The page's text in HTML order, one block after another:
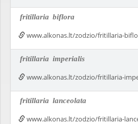
fritillaria biflora
www.alkonas.lt/zodzio/fritillaria-
fritillaria imperialis
www.alkonas.lt/zodzio/fritillaria-
fritillaria lanceolata
www.alkonas.lt/zodzio/fritillaria-